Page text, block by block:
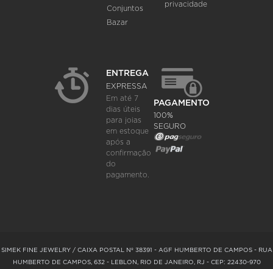
Conjuntos
Bazar
privacidade
ENTREGA
EXPRESSA
Em até 7
dias úteis
para joias
em estoque
após a
confirmação
do
pagamento.
PAGAMENTO
100%
SEGURO
SIMEK FINE JEWELRY / CAIXA POSTAL Nº 38391 - AGF HUMBERTO DE CAMPOS - RUA
HUMBERTO DE CAMPOS, 632 - LEBLON, RIO DE JANEIRO, RJ - CEP: 22430-970